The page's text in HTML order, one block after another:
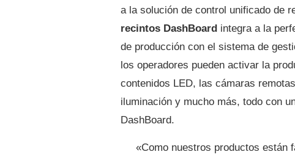
a la solución de control unificado de
recintos DashBoard integra a la
de producción con el sistema de
los operadores pueden activar la
contenidos LED, las cámaras
iluminación y mucho más, todo con
DashBoard.
«Como nuestros productos están